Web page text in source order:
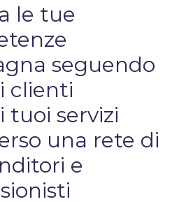
le tue
seguendo
clienti
tuoi servizi
una rete di
e